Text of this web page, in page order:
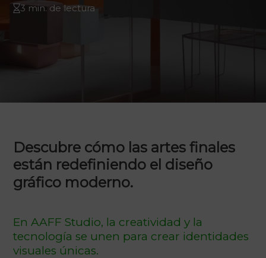
3 min. de lectura
Descubre cómo las artes finales
están redefiniendo el diseño
gráfico moderno.
En AAFF Studio, la creatividad y la
tecnología se unen para crear identidades
visuales únicas.